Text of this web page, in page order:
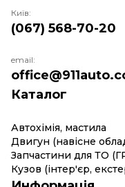
Каталог
Автохімія, мастила
Двигун (навісне
Запчастини для ТО
Кузов (інтер'єр,
Київ:
(067) 568-70-20
email: